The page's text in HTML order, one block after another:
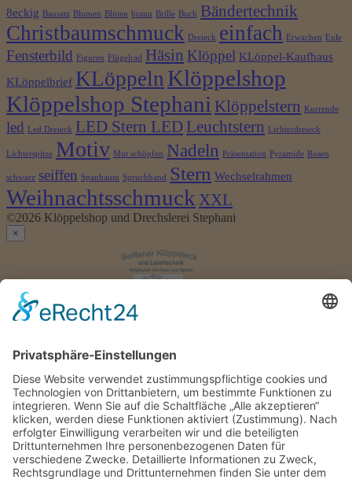
8eckig Bausatz Blumen Blüten braun Brille Buch Bändertechnik
Christbaumschmuck Dreieck einfach Erwachen Eule
Fensterbild Figuren Flügelrad Häsin Klöppel KLöppel-Kaufhaus
KLöppelbrief KLöppeln Klöppelshop
Klöppelshop Stephani Klöppelstern Kurrende
led Led Dreieck LED Stern LED Leuchtstern Lichterdreieck
Lichterspitze Motiv Mut schöpfen Nadeln Präsentation Pyramide Rosen
schwarz seiffen Spanbaum Spruchband Stern Wechselrahmen
Weihnachtsschmuck XXL
©2026 Klöppelshop und Drechslerei Stephani
×
Anmelden
Benutzername
oder
Passwort*